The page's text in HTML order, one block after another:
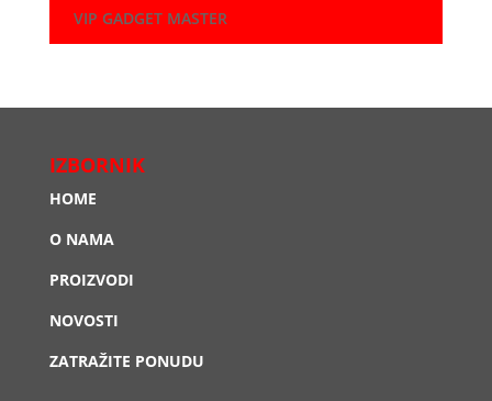
VIP GADGET MASTER
IZBORNIK
HOME
O NAMA
PROIZVODI
NOVOSTI
ZATRAŽITE PONUDU